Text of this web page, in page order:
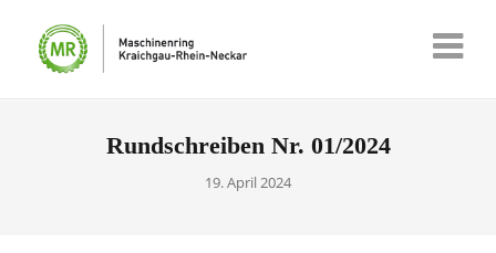
Rundschreiben Nr. 01/2024
19. April 2024